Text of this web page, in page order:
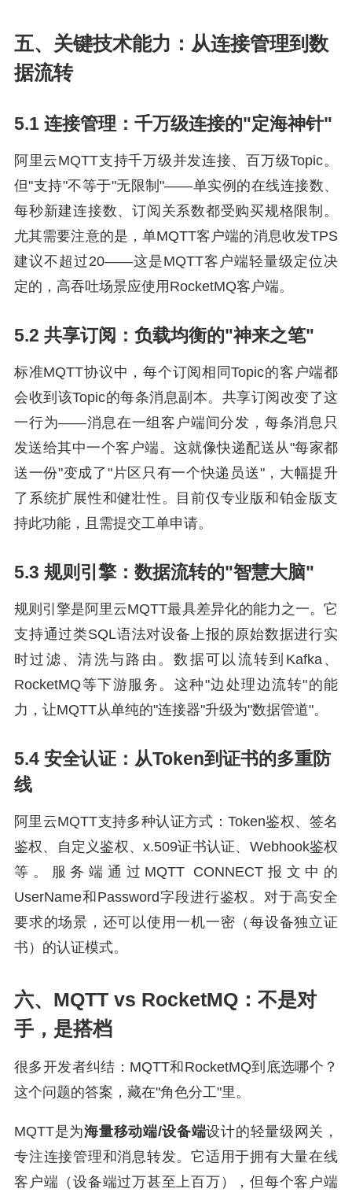
五、关键技术能力：从连接管理到数
据流转
5.1 连接管理：千万级连接的"定海神针"
阿里云MQTT支持千万级并发连接、百万级Topic。
但"支持"不等于"无限制"——单实例的在线连接数、
每秒新建连接数、订阅关系数都受购买规格限制。
尤其需要注意的是，单MQTT客户端的消息收发TPS
建议不超过20——这是MQTT客户端轻量级定位决
定的，高吞吐场景应使用RocketMQ客户端。
5.2 共享订阅：负载均衡的"神来之笔"
标准MQTT协议中，每个订阅相同Topic的客户端都
会收到该Topic的每条消息副本。共享订阅改变了这
一行为——消息在一组客户端间分发，每条消息只
发送给其中一个客户端。这就像快递配送从"每家都
送一份"变成了"片区只有一个快递员送"，大幅提升
了系统扩展性和健壮性。目前仅专业版和铂金版支
持此功能，且需提交工单申请。
5.3 规则引擎：数据流转的"智慧大脑"
规则引擎是阿里云MQTT最具差异化的能力之一。它
支持通过类SQL语法对设备上报的原始数据进行实
时过滤、清洗与路由。数据可以流转到Kafka、
RocketMQ等下游服务。这种"边处理边流转"的能
力，让MQTT从单纯的"连接器"升级为"数据管道"。
5.4 安全认证：从Token到证书的多重防
线
阿里云MQTT支持多种认证方式：Token鉴权、签名
鉴权、自定义鉴权、x.509证书认证、Webhook鉴权
等。服务端通过MQTT CONNECT报文中的
UserName和Password字段进行鉴权。对于高安全
要求的场景，还可以使用一机一密（每设备独立证
书）的认证模式。
六、MQTT vs RocketMQ：不是对
手，是搭档
很多开发者纠结：MQTT和RocketMQ到底选哪个？
这个问题的答案，藏在"角色分工"里。
MQTT是为海量移动端/设备端设计的轻量级网关，
专注连接管理和消息转发。它适用于拥有大量在线
客户端（设备端过万甚至上百万），但每个客户端